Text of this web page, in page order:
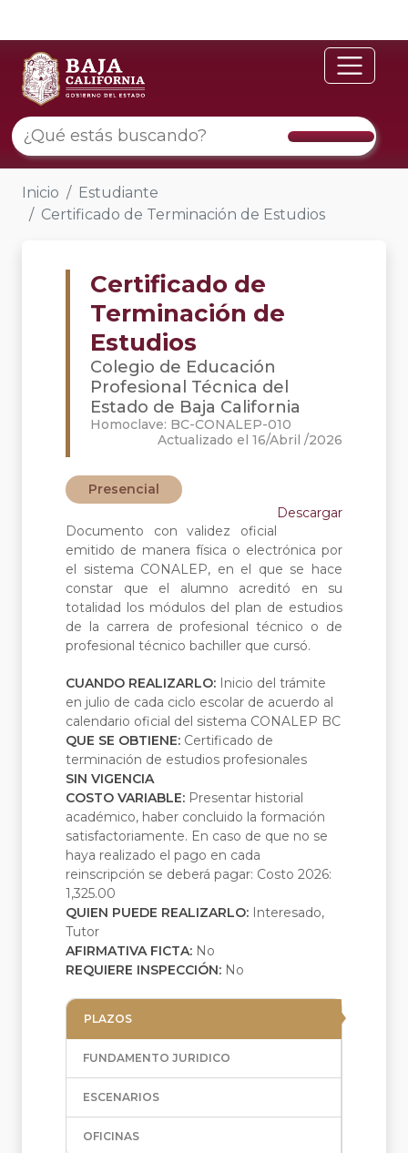
Inicio
Estudiante
Certificado de Terminación de Estudios
Certificado de
Terminación de
Estudios
Colegio de Educación
Profesional Técnica del
Estado de Baja California
Homoclave: BC-CONALEP-010
Actualizado el 16/Abril /2026
Presencial
Descargar
Documento con validez oficial
emitido de manera física o electrónica por
el sistema CONALEP, en el que se hace
constar que el alumno acreditó en su
totalidad los módulos del plan de estudios
de la carrera de profesional técnico o de
profesional técnico bachiller que cursó.
CUANDO REALIZARLO: Inicio del trámite
en julio de cada ciclo escolar de acuerdo al
calendario oficial del sistema CONALEP BC
QUE SE OBTIENE: Certificado de
terminación de estudios profesionales
SIN VIGENCIA
COSTO VARIABLE: Presentar historial
académico, haber concluido la formación
satisfactoriamente. En caso de que no se
haya realizado el pago en cada
reinscripción se deberá pagar: Costo 2026:
1,325.00
QUIEN PUEDE REALIZARLO: Interesado,
Tutor
AFIRMATIVA FICTA: No
REQUIERE INSPECCIÓN: No
PLAZOS
FUNDAMENTO JURIDICO
ESCENARIOS
OFICINAS